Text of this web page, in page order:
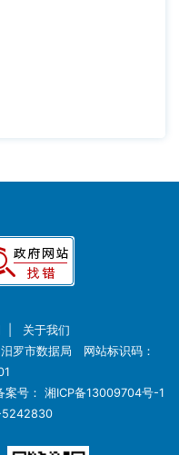
关于我们
罗市数据局 网站标识码：
案号： 湘ICP备13009704号-1